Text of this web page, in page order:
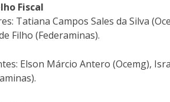
Fiscal
Tatiana Campos Sales da Silva
Filho (Federaminas).
Elson Márcio Antero (Ocemg),